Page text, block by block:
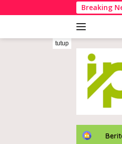
ke
Breaking
Konawe Serap Aspirasi
tutup
H